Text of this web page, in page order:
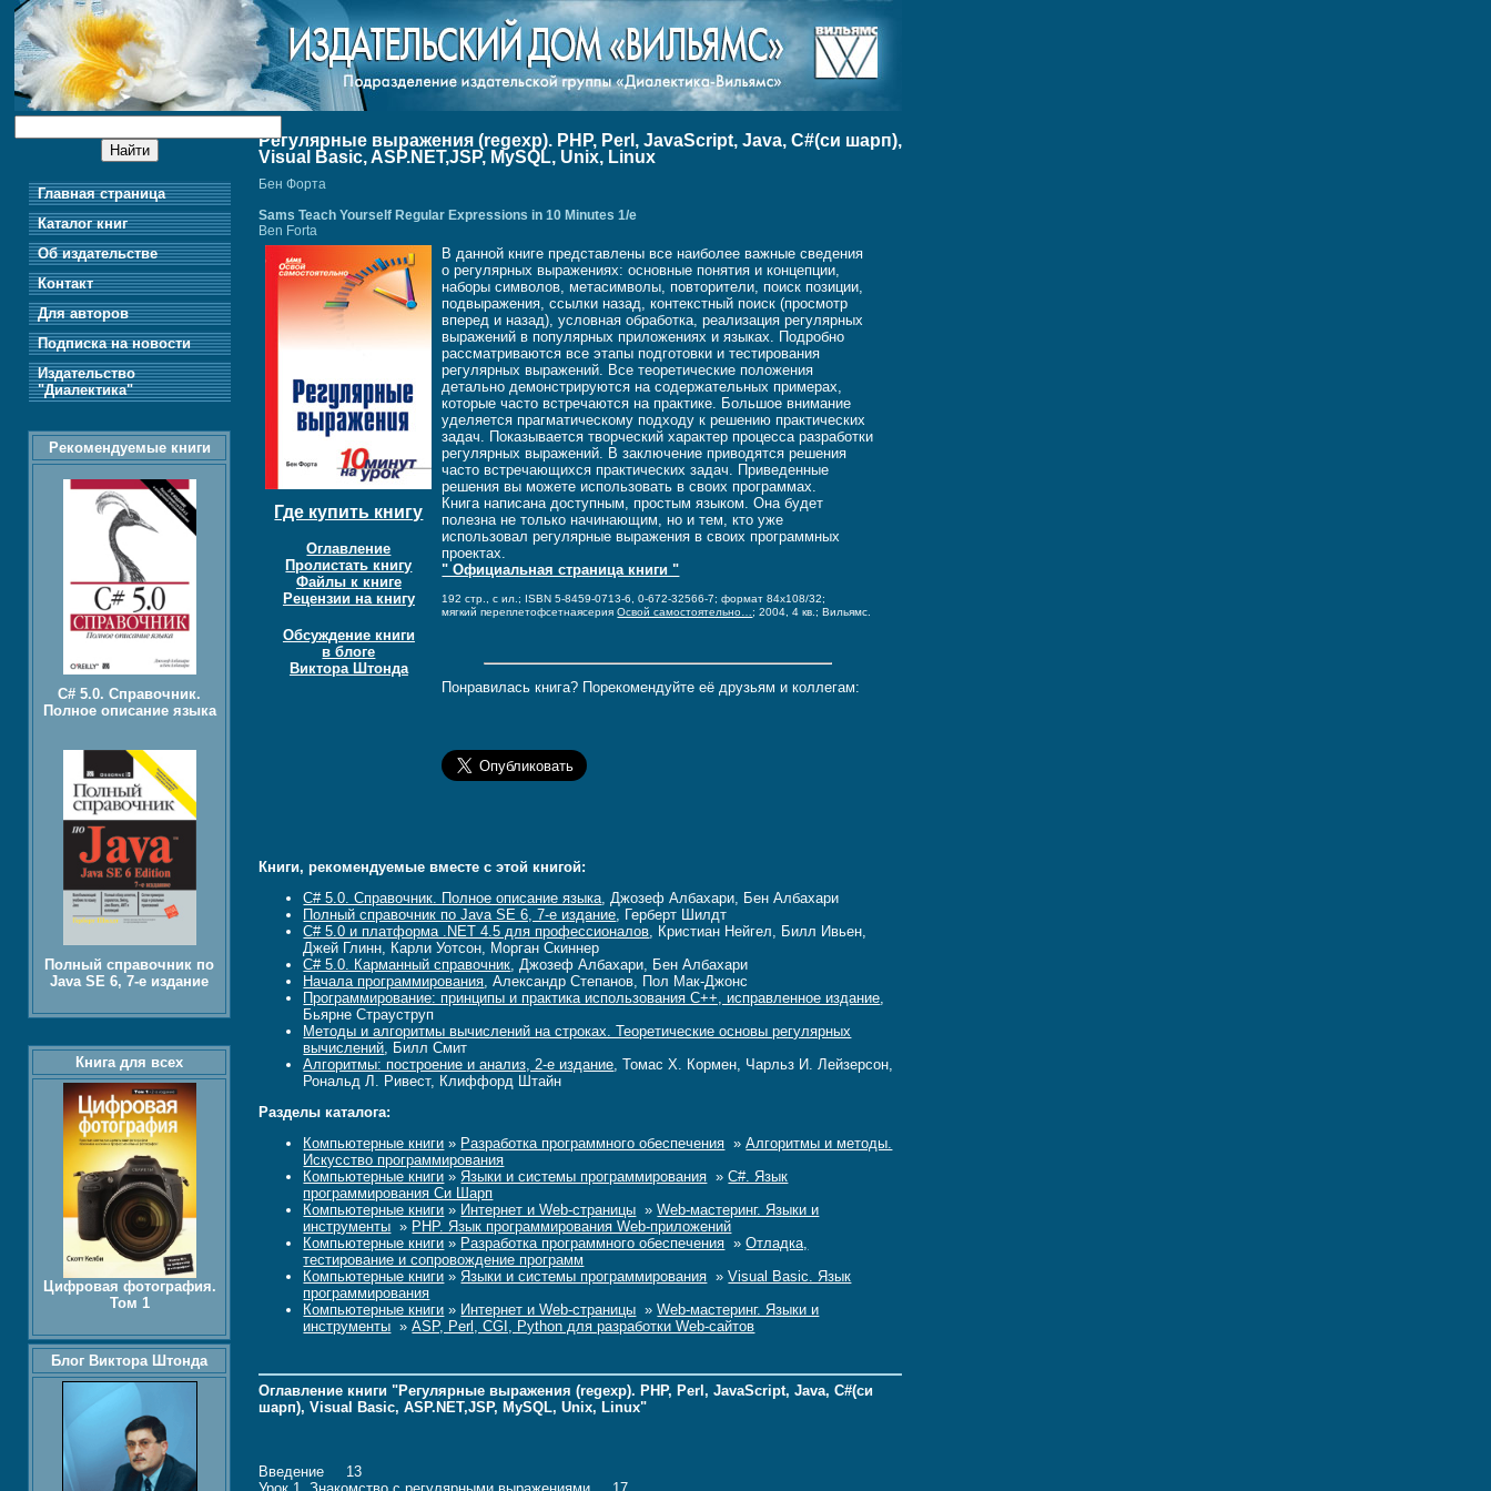
Регулярные выражения (regexp). PHP, Perl, JavaScript, Java, C#(си шарп),
Visual Basic, ASP.NET,JSP, MySQL, Unix, Linux
Бен Форта
Sams Teach Yourself Regular Expressions in 10 Minutes 1/e
Ben Forta
Где купить книгу
Оглавление
Пролистать книгу
Файлы к книге
Рецензии на книгу
Обсуждение книги
в блоге
Виктора Штонда
В данной книге представлены все наиболее важные сведения
о регулярных выражениях: основные понятия и концепции,
наборы символов, метасимволы, повторители, поиск позиции,
подвыражения, ссылки назад, контекстный поиск (просмотр
вперед и назад), условная обработка, реализация регулярных
выражений в популярных приложениях и языках. Подробно
рассматриваются все этапы подготовки и тестирования
регулярных выражений. Все теоретические положения
детально демонстрируются на содержательных примерах,
которые часто встречаются на практике. Большое внимание
уделяется прагматическому подходу к решению практических
задач. Показывается творческий характер процесса разработки
регулярных выражений. В заключение приводятся решения
часто встречающихся практических задач. Приведенные
решения вы можете использовать в своих программах.
Книга написана доступным, простым языком. Она будет
полезна не только начинающим, но и тем, кто уже
использовал регулярные выражения в своих программных
проектах.
" Официальная страница книги "
192 стр., с ил.; ISBN 5-8459-0713-6, 0-672-32566-7;формат 84x108/32;
мягкий переплетофсетнаясерияОсвой самостоятельно…; 2004, 4 кв.; Вильямс.
Понравилась книга? Порекомендуйте её друзьям и коллегам:
Книги, рекомендуемые вместе с этой книгой:
C# 5.0. Справочник. Полное описание языка, Джозеф Албахари, Бен Албахари
Полный справочник по Java SE 6, 7-е издание, Герберт Шилдт
C# 5.0 и платформа .NET 4.5 для профессионалов, Кристиан Нейгел, Билл Ивьен,
Джей Глинн, Карли Уотсон, Морган Скиннер
C# 5.0. Карманный справочник, Джозеф Албахари, Бен Албахари
Начала программирования, Александр Степанов, Пол Мак-Джонс
Программирование: принципы и практика использования C++, исправленное издание,
Бьярне Страуструп
Методы и алгоритмы вычислений на строках. Теоретические основы регулярных
вычислений, Билл Смит
Алгоритмы: построение и анализ, 2-е издание, Томас Х. Кормен, Чарльз И. Лейзерсон,
Рональд Л. Ривест, Клиффорд Штайн
Разделы каталога:
Компьютерные книги » Разработка программного обеспечения »Алгоритмы и методы.
Искусство программирования
Компьютерные книги »Языки и системы программирования »C#. Язык
программирования Си Шарп
Компьютерные книги » Интернет и Web-страницы »Web-мастеринг. Языки и
инструменты » PHP. Язык программирования Web-приложений
Компьютерные книги » Разработка программного обеспечения »Отладка,
тестирование и сопровождение программ
Компьютерные книги »Языки и системы программирования »Visual Basic. Язык
программирования
Компьютерные книги » Интернет и Web-страницы »Web-мастеринг. Языки и
инструменты »ASP, Perl, CGI, Python для разработки Web-сайтов
Оглавление книги "Регулярные выражения (regexp). PHP, Perl, JavaScript, Java, C#(си
шарп), Visual Basic, ASP.NET,JSP, MySQL, Unix, Linux"
Введение 13
Главная страница
Каталог книг
Об издательстве
Контакт
Для авторов
Подписка на новости
Издательство
"Диалектика"
Рекомендуемые книги
C# 5.0. Справочник.
Полное описание языка
Полный справочник по
Java SE 6, 7-е издание
Книга для всех
Цифровая фотография.
Том 1
Блог Виктора Штонда